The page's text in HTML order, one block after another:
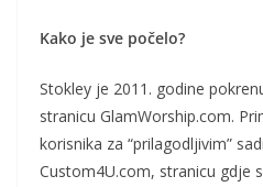
Kako je sve počelo?
Stokley je 2011. godine
stranicu GlamWorship.com.
korisnika za “prilagodljivim”
Custom4U.com, stranicu gdje